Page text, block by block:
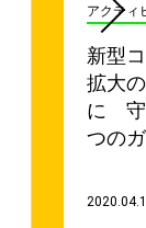
アクティ
新型
拡大
に 守
つの